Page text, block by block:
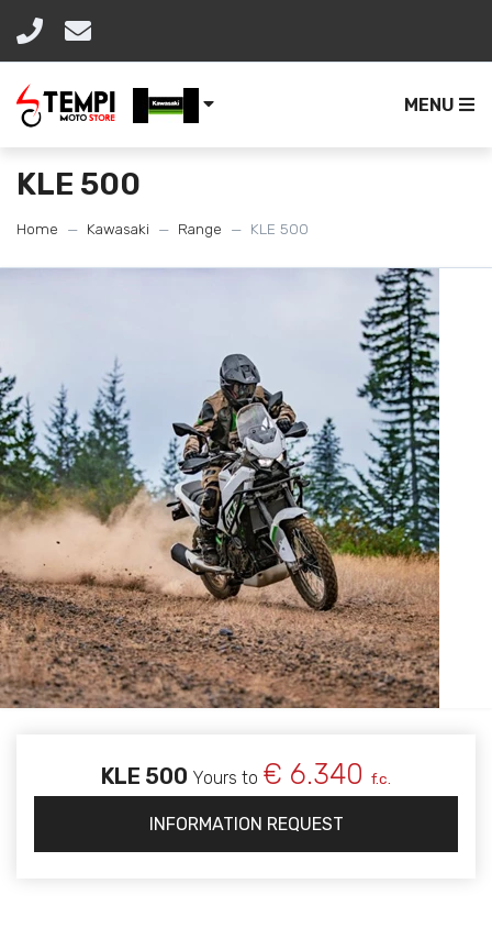
MENU
KLE 500
Home Kawasaki Range KLE 500
KLE 500 Yours to € 6.340 f.c.
INFORMATION REQUEST